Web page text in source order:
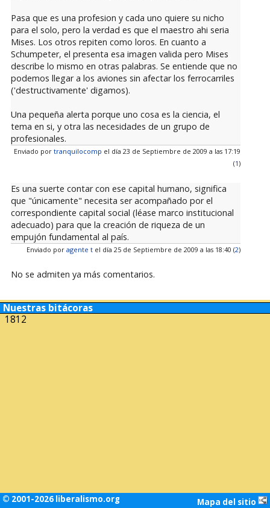
Pasa que es una profesion y cada uno quiere su nicho
para el solo, pero la verdad es que el maestro ahi seria
Mises. Los otros repiten como loros. En cuanto a
Schumpeter, el presenta esa imagen valida pero Mises
describe lo mismo en otras palabras. Se entiende que no
podemos llegar a los aviones sin afectar los ferrocarriles
('destructivamente' digamos).
Una pequeña alerta porque uno cosa es la ciencia, el
tema en si, y otra las necesidades de un grupo de
profesionales.
Enviado por tranquilocomp el día 23 de Septiembre de 2009 a las 17:19
(1)
Es una suerte contar con ese capital humano, significa
que "únicamente" necesita ser acompañado por el
correspondiente capital social (léase marco institucional
adecuado) para que la creación de riqueza de un
empujón fundamental al país.
Enviado por agente tel día 25 de Septiembre de 2009 a las 18:40 (2)
No se admiten ya más comentarios.
Nuestras bitácoras
1812
© 2001-2026 liberalismo.org Mapa del sitio